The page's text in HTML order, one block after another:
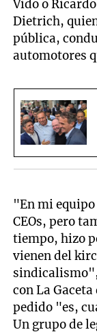
Vido o
Dietrich,
pública,
automotores
"En mi
CEOs, pero
tiempo, hizo
vienen del
con La
pedido "es,
Un grupo de